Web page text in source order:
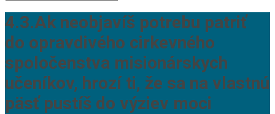
4.3.Ak neobjavíš potrebu patriť
do opravdivého cirkevného
spoločenstva misionárskych
učeníkov, hrozí ti, že sa na vlastnú
päsť pustíš do výziev moci